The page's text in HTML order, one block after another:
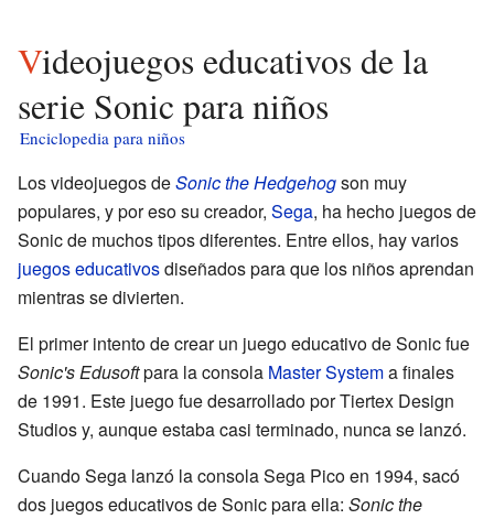
Videojuegos educativos de la
serie Sonic para niños
Enciclopedia para niños
Los videojuegos deSonic the Hedgehogson muy
populares, y por eso su creador, Sega, ha hecho juegos de
Sonic de muchos tipos diferentes. Entre ellos, hay varios
juegos educativosdiseñados para que los niños aprendan
mientras se divierten.
El primer intento de crear un juego educativo de Sonic fue
Sonic's Edusoftpara la consola Master Systema finales
de 1991. Este juego fue desarrollado por Tiertex Design
Studios y, aunque estaba casi terminado, nunca se lanzó.
Cuando Sega lanzó la consola Sega Pico en 1994, sacó
dos juegos educativos de Sonic para ella: Sonic the